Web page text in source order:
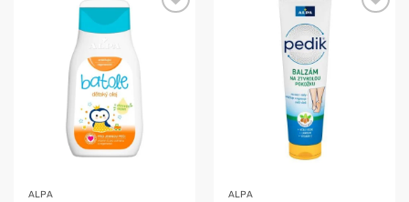
ALPA ALPA